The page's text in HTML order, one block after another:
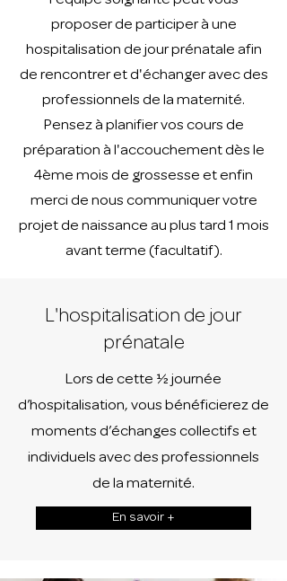
proposer de participer à une
hospitalisation de jour prénatale afin
de rencontrer et d'échanger avec des
professionnels de la maternité.
Pensez à planifier vos cours de
préparation à l'accouchement dès le
4ème mois de grossesse et enfin
merci de nous communiquer votre
projet de naissance au plus tard 1 mois
avant terme (facultatif).
L'hospitalisation de jour
prénatale
Lors de cette ½ journée
d’hospitalisation, vous bénéficierez de
moments d’échanges collectifs et
individuels avec des professionnels
de la maternité.
En savoir +